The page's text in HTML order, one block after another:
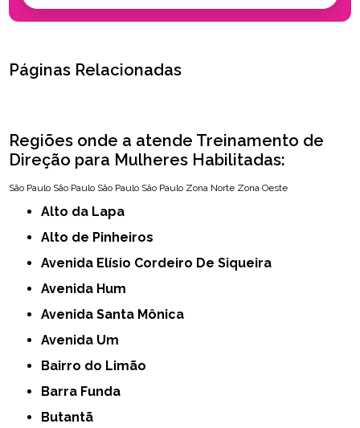
Páginas Relacionadas
Regiões onde a atende Treinamento de
Direção para Mulheres Habilitadas:
São Paulo São Paulo São Paulo São Paulo Zona Norte Zona Oeste
Alto da Lapa
Alto de Pinheiros
Avenida Elísio Cordeiro De Siqueira
Avenida Hum
Avenida Santa Mônica
Avenida Um
Bairro do Limão
Barra Funda
Butantã